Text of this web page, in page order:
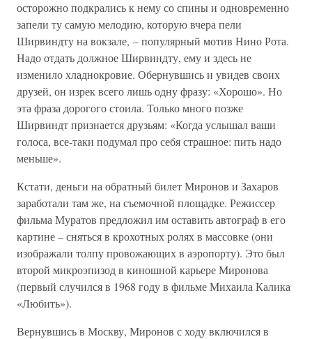
осторожно подкрались к нему со спины и одновременно
запели ту самую мелодию, которую вчера пели
Ширвиндту на вокзале, – популярный мотив Нино Рота.
Надо отдать должное Ширвиндту, ему и здесь не
изменило хладнокровие. Обернувшись и увидев своих
друзей, он изрек всего лишь одну фразу: «Хорошо». Но
эта фраза дорогого стоила. Только много позже
Ширвиндт признается друзьям: «Когда услышал ваши
голоса, все-таки подумал про себя страшное: пить надо
меньше».
Кстати, деньги на обратный билет Миронов и Захаров
заработали там же, на съемочной площадке. Режиссер
фильма Муратов предложил им оставить автограф в его
картине – сняться в крохотных ролях в массовке (они
изображали толпу провожающих в аэропорту). Это был
второй микроэпизод в киношной карьере Миронова
(первый случился в 1968 году в фильме Михаила Калика
«Любить»).
Вернувшись в Москву, Миронов с ходу включился в